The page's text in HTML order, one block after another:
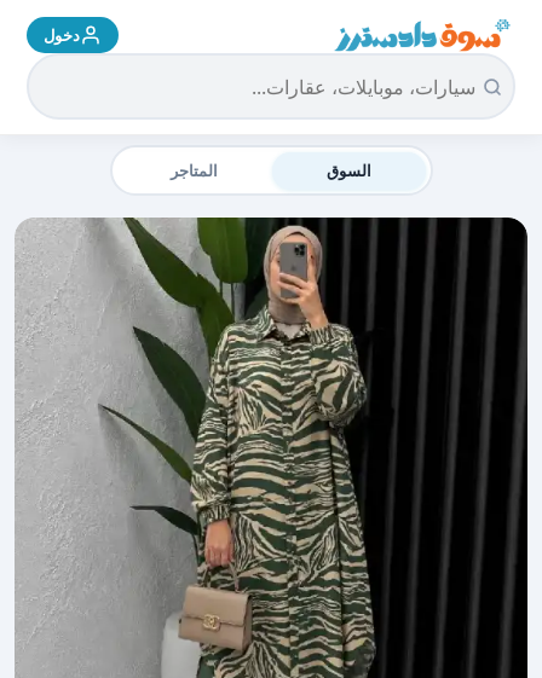
سوق دادسترز الرئيسية دخول
السوق المتاجر